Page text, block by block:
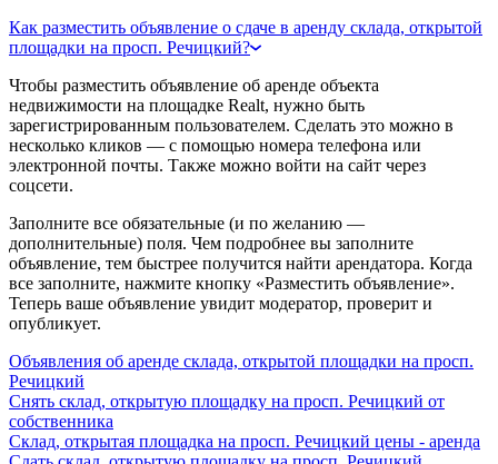
Как разместить объявление о сдаче в аренду склада, открытой
площадки на просп. Речицкий?
Чтобы разместить объявление об аренде объекта
недвижимости на площадке Realt, нужно быть
зарегистрированным пользователем. Сделать это можно в
несколько кликов — с помощью номера телефона или
электронной почты. Также можно войти на сайт через
соцсети.
Заполните все обязательные (и по желанию —
дополнительные) поля. Чем подробнее вы заполните
объявление, тем быстрее получится найти арендатора. Когда
все заполните, нажмите кнопку «Разместить объявление».
Теперь ваше объявление увидит модератор, проверит и
опубликует.
Объявления об аренде склада, открытой площадки на просп.
Речицкий
Снять склад, открытую площадку на просп. Речицкий от
собственника
Склад, открытая площадка на просп. Речицкий цены - аренда